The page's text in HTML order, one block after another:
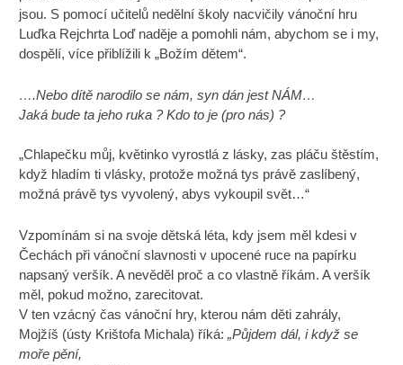
jsou. S pomocí učitelů nedělní školy nacvičily vánoční hru
Luďka Rejchrta Loď naděje a pomohli nám, abychom se i my,
dospělí, více přiblížili k „Božím dětem“.
….Nebo dítě narodilo se nám, syn dán jest NÁM…
Jaká bude ta jeho ruka ? Kdo to je (pro nás) ?
„Chlapečku můj, květinko vyrostlá z lásky, zas pláču štěstím,
když hladím ti vlásky, protože možná tys právě zaslíbený,
možná právě tys vyvolený, abys vykoupil svět…“
Vzpomínám si na svoje dětská léta, kdy jsem měl kdesi v
Čechách při vánoční slavnosti v upocené ruce na papírku
napsaný veršík. A nevěděl proč a co vlastně říkám. A veršík
měl, pokud možno, zarecitovat.
V ten vzácný čas vánoční hry, kterou nám děti zahrály,
Mojžíš (ústy Krištofa Michala) říká:„Půjdem dál, i když se
moře pění,